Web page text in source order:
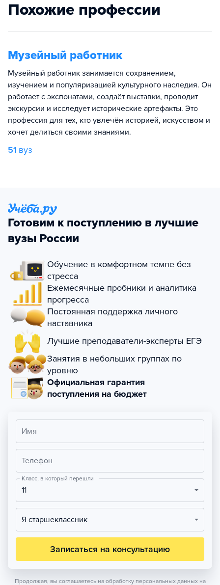
Похожие профессии
Музейный работник
Музейный работник занимается сохранением,
изучением и популяризацией культурного наследия. Он
работает с экспонатами, создаёт выставки, проводит
экскурсии и исследует исторические артефакты. Это
профессия для тех, кто увлечён историей, искусством и
хочет делиться своими знаниями.
51 вуз
Готовим к поступлению в лучшие
вузы России
Обучение в комфортном темпе без
стресса
Ежемесячные пробники и аналитика
прогресса
Постоянная поддержка личного
наставника
Лучшие преподаватели-эксперты ЕГЭ
Занятия в небольших группах по
уровню
Официальная гарантия
поступления на бюджет
Имя
Телефон
Класс, в который перешли
11
Я старшеклассник
Записаться на консультацию
Продолжая, вы соглашаетесь на обработку персональных данных на